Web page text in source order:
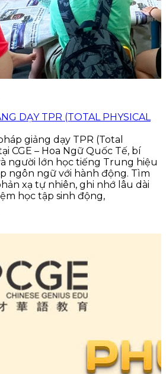
DẠY TPR (TOTAL PHYSICAL
giảng dạy TPR (Total
CGE – Hoa Ngữ Quốc Tế, bí
người lớn học tiếng Trung hiệu
ngôn ngữ với hành động. Tìm
xạ tự nhiên, ghi nhớ lâu dài
học tập sinh động,